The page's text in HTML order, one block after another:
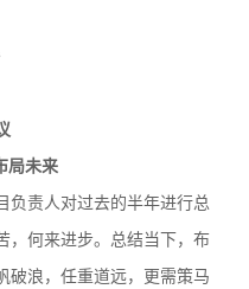
局未来
负责人对过去的半年进行总
，何来进步。总结当下，布
破浪，任重道远，更需策马